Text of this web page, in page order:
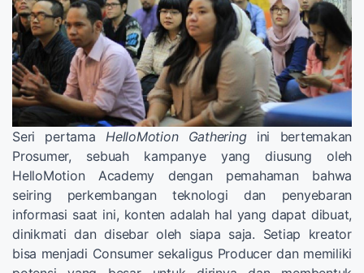
Seri pertama HelloMotion Gatheringini bertemakan
Prosumer, sebuah kampanye yang diusung oleh
HelloMotion Academy dengan pemahaman bahwa
seiring perkembangan teknologi dan penyebaran
informasi saat ini, konten adalah hal yang dapat dibuat,
dinikmati dan disebar oleh siapa saja. Setiap kreator
bisa menjadi Consumer sekaligus Producer dan memiliki